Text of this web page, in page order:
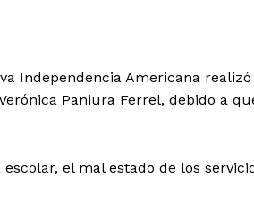
Independencia Americana realizó
Paniura Ferrel, debido a
el mal estado de los